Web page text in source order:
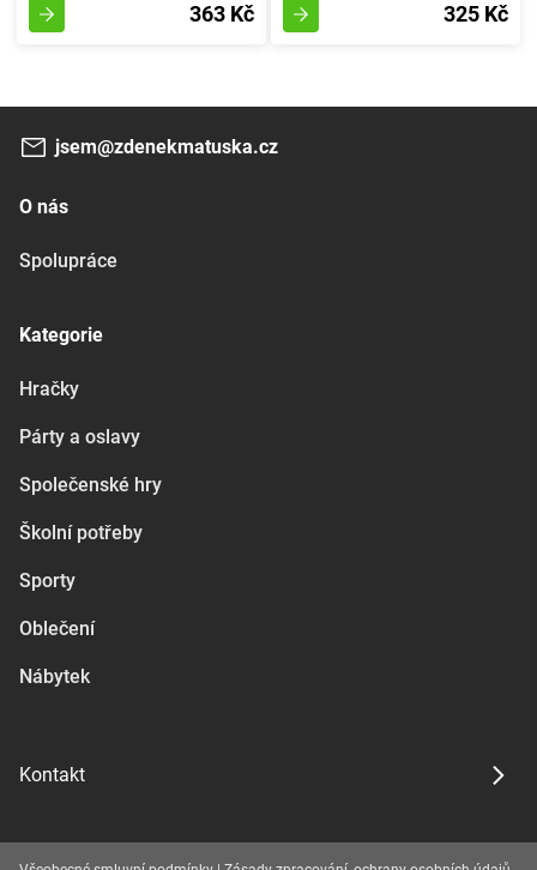
363 Kč 325 Kč
jsem@zdenekmatuska.cz
O nás
Spolupráce
Kategorie
Hračky
Párty a oslavy
Společenské hry
Školní potřeby
Sporty
Oblečení
Nábytek
Kontakt